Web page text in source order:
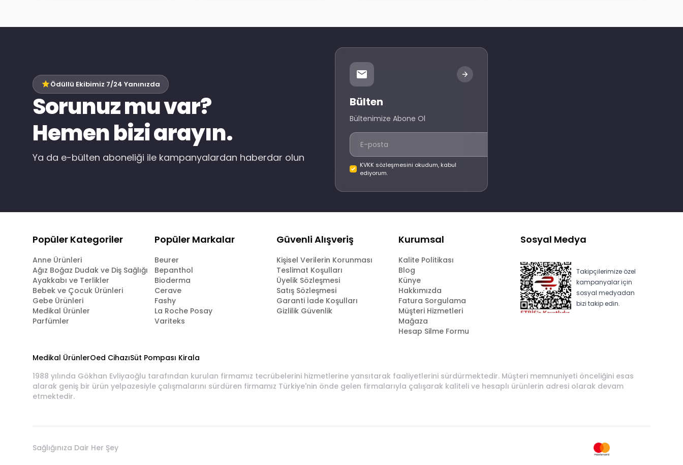
Ödüllü Ekibimiz 7/24 Yanınızda
Sorunuz mu var?
Hemen bizi arayın.
Ya da e-bülten aboneliği ile kampanyalardan haberdar olun
Bülten
Bültenimize Abone Ol
KVKK sözleşmesini okudum, kabul
ediyorum.
Popüler Kategoriler
Anne Ürünleri
Ağız Boğaz Dudak ve Diş Sağlığı
Ayakkabı ve Terlikler
Bebek ve Çocuk Ürünleri
Gebe Ürünleri
Medikal Ürünler
Parfümler
Popüler Markalar
Beurer
Bepanthol
Bioderma
Cerave
Fashy
La Roche Posay
Variteks
Güvenli Alışveriş
Kişisel Verilerin Korunması
Teslimat Koşulları
Üyelik Sözleşmesi
Satış Sözleşmesi
Garanti İade Koşulları
Gizlilik Güvenlik
Kurumsal
Kalite Politikası
Blog
Künye
Hakkımızda
Fatura Sorgulama
Müşteri Hizmetleri
Mağaza
Hesap Silme Formu
Sosyal Medya
Takipçilerimize özel
kampanyalar için
sosyal medyadan
bizi takip edin.
Medikal ÜrünlerOed CihazıSüt Pompası Kirala
1988 yılında Gökhan Evliyaoğlu tarafından kurulan firmamız tecrübelerini hizmetlerine yansıtarak faaliyetlerini sürdürmektedir. Müşteri memnuniyeti önceliğini esas
alarak geniş bir ürün yelpazesiyle çalışmalarını sürdüren firmamız Türkiye'nin önde gelen firmalarıyla çalışarak kaliteli ve hesaplı ürünlerin adresi olarak devam
etmektedir.
Sağlığınıza Dair Her Şey